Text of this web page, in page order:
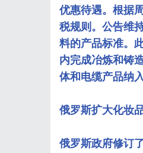
优惠待遇。根据
税规则。公告维
料的产品标准。
内完成冶炼和铸
体和电缆产品纳
俄罗斯扩大化妆
俄罗斯政府修订